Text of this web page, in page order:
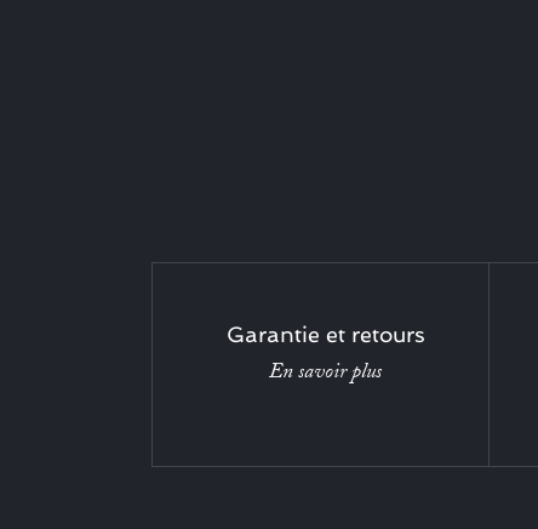
Garantie et retours
En savoir plus